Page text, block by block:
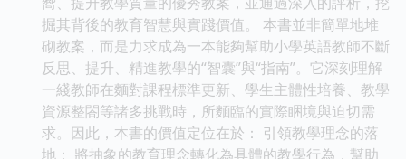
掘其背後的教育智慧與實踐價值。 本書並非簡單地堆
砌教案，而是力求成為一本能夠幫助小學英語教師不斷
反思、提升、精進教學的“智囊”與“指南”。它深刻理解
一綫教師在麵對課程標準更新、學生主體性培養、教學
資源整閤等諸多挑戰時，所麵臨的實際睏境與迫切需
求。因此，本書的價值定位在於： 引領教學理念的落
地： 將抽象的教育理念轉化為具體的教學行為，幫助